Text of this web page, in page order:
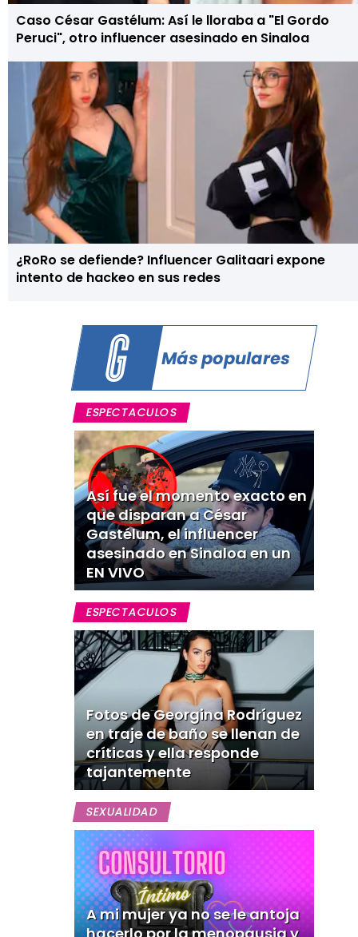
Caso César Gastélum: Así le lloraba a "El Gordo
Peruci", otro influencer asesinado en Sinaloa
¿RoRo se defiende? Influencer Galitaari expone
intento de hackeo en sus redes
Más populares
ESPECTACULOS
Así fue el momento exacto en
que disparan a César
Gastélum, el influencer
asesinado en Sinaloa en un
EN VIVO
ESPECTACULOS
Fotos de Georgina Rodríguez
en traje de baño se llenan de
críticas y ella responde
tajantemente
SEXUALIDAD
A mi mujer ya no se le antoja